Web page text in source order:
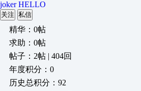
joker HELLO
关注 私信
精华：0帖
求助：0帖
帖子：2帖 | 404回
年度积分：0
历史总积分：92